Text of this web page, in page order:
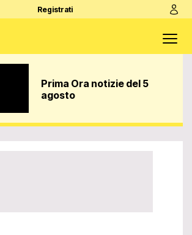
Registrati
Prima Ora notizie del 5
agosto